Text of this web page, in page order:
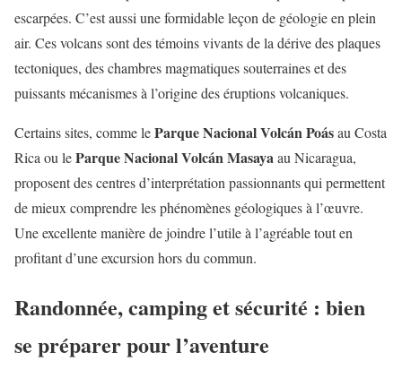
escarpées. C’est aussi une formidable leçon de géologie en plein
air. Ces volcans sont des témoins vivants de la dérive des plaques
tectoniques, des chambres magmatiques souterraines et des
puissants mécanismes à l’origine des éruptions volcaniques.
Certains sites, comme leParque Nacional Volcán Poásau Costa
Rica ou leParque Nacional Volcán Masayaau Nicaragua,
proposent des centres d’interprétation passionnants qui permettent
de mieux comprendre les phénomènes géologiques à l’œuvre.
Une excellente manière de joindre l’utile à l’agréable tout en
profitant d’une excursion hors du commun.
Randonnée, camping et sécurité : bien
se préparer pour l’aventure